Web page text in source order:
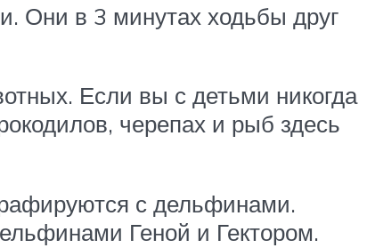
Они в 3 минутах ходьбы друг
Если вы с детьми никогда
черепах и рыб здесь
с дельфинами.
Геной и Гектором.